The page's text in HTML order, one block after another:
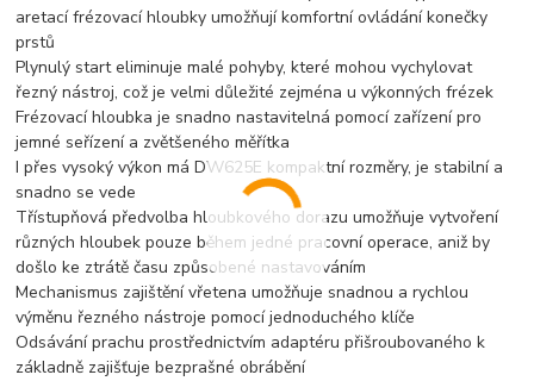
aretací frézovací hloubky umožňují komfortní ovládání konečky
prstů
Plynulý start eliminuje malé pohyby, které mohou vychylovat
řezný nástroj, což je velmi důležité zejména u výkonných frézek
Frézovací hloubka je snadno nastavitelná pomocí zařízení pro
jemné seřízení a zvětšeného měřítka
I přes vysoký výkon má DW625E kompaktní rozměry, je stabilní a
snadno se vede
Třístupňová předvolba hloubkového dorazu umožňuje vytvoření
různých hloubek pouze během jedné pracovní operace, aniž by
došlo ke ztrátě času způsobené nastavováním
Mechanismus zajištění vřetena umožňuje snadnou a rychlou
výměnu řezného nástroje pomocí jednoduchého klíče
Odsávání prachu prostřednictvím adaptéru přišroubovaného k
základně zajišťuje bezprašné obrábění